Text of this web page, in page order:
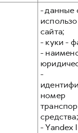
- данные
сайта;
- куки -
-
-
номер
средства;
- Yandex